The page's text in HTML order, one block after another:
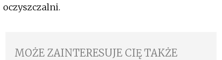
oczyszczalni.
MOŻE ZAINTERESUJE CIĘ TAKŻE